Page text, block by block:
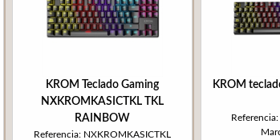
KROM Teclado Gaming
NXKROMKASICTKL TKL
RAINBOW
Referencia: NXKROMKASICTKL
KROM